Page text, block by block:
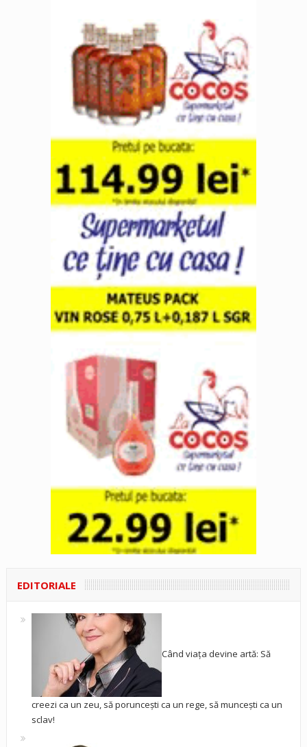
EDITORIALE
Când viața devine artă: Să
creezi ca un zeu, să poruncești ca un rege, să muncești ca un
sclav!